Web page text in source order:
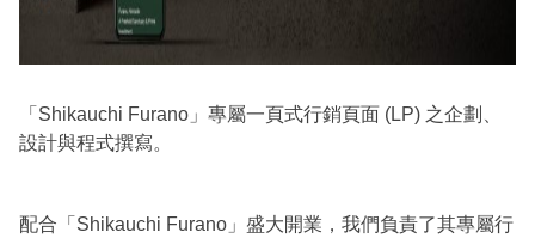
「Shikauchi Furano」專屬一頁式行銷頁面 (LP) 之企劃、
設計與程式撰寫。
配合「Shikauchi Furano」盛大開業，我們負責了其專屬行